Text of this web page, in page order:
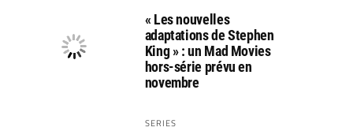
« Les nouvelles
adaptations de Stephen
King » : un Mad Movies
hors-série prévu en
novembre
SERIES